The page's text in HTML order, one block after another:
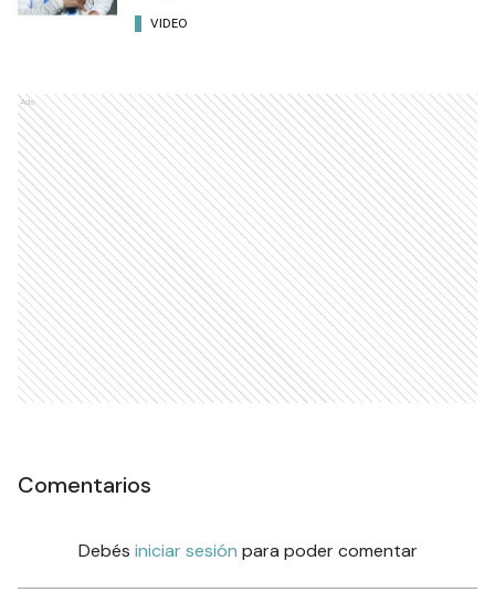
VIDEO
Ads
Comentarios
Debés iniciar sesión para poder comentar